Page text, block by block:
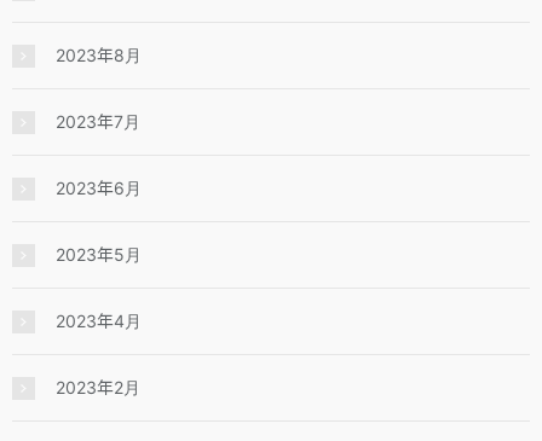
2023年8月
2023年7月
2023年6月
2023年5月
2023年4月
2023年2月